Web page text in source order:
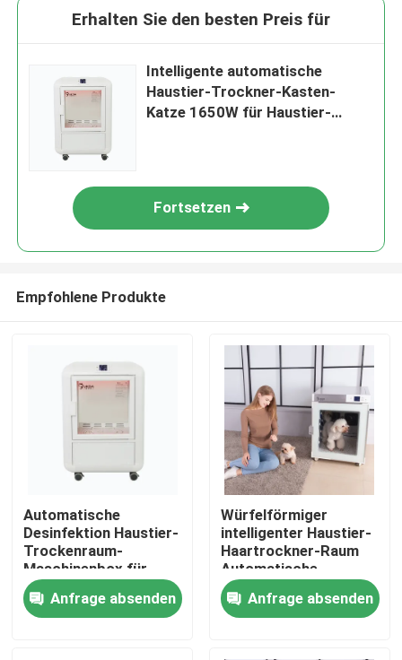
Haus
Produkte
Erhalten Sie den besten Preis für
Intelligente automatische
Haustier-Trockner-Kasten-
Katze 1650W für Haustier-
Fortsetzen
Empfohlene Produkte
Automatische
Desinfektion Haustier-
Trockenraum-
Maschinenbox für
Haushalts-Katzen-
Trockner K5 1 - 9
Einheiten
Anfrage absenden
Würfelförmiger
intelligenter Haustier-
Haartrockner-Raum
Automatische
Haustier-Trockenbox
für Teddy-Katzen
Anfrage absenden